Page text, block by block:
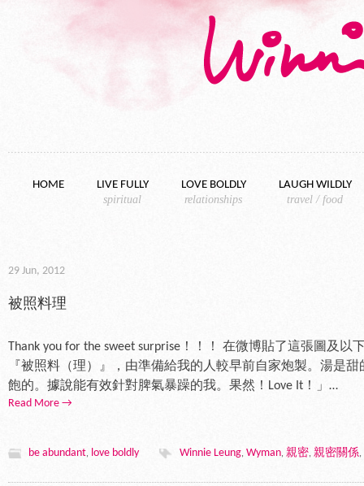
HOME
LIVE FULLY
spiritual
LOVE BOLDLY
relationships
LAUGH WILDLY
travel / food
29 Jun, 2012
被照料理
Thank you for the sweet surprise！！！ 在微博貼了這張圖及
『被照料（理）』，由準備給我的人較早前自家炮製。湯是
飽的。據說能有效針對脾氣暴躁的我。果然！Love It！」…
Read More →
be abundant, love boldly Winnie Leung, Wyman, 親密, 親密關係,